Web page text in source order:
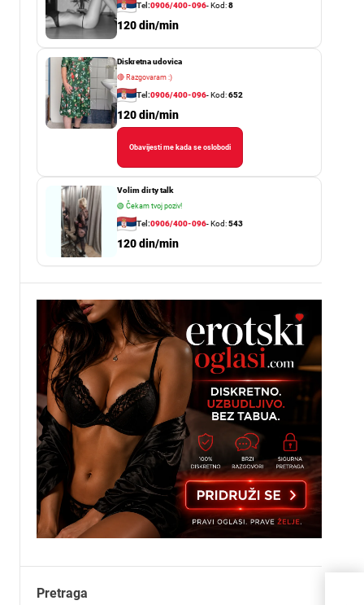
Tel:0906/400-096- Kod:8
120 din/min
Diskretna udovica
🔴Razgovaram :)
Tel:0906/400-096- Kod:652
120 din/min
Obavijesti me kada se oslobodi
Volim dirty talk
🟢 Čekam tvoj poziv!
Tel:0906/400-096- Kod:543
120 din/min
Pretraga